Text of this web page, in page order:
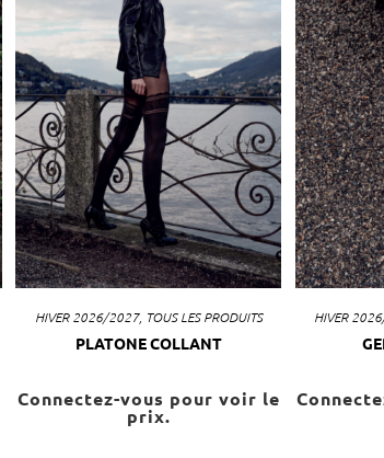
HIVER 2026/2027, TOUS LES PRODUITS
PLATONE COLLANT
Connectez-vous pour voir le
prix.
HIVER